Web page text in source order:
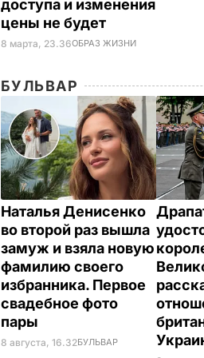
доступа и изменения
цены не будет
8 марта, 23.36ОБРАЗ ЖИЗНИ
БУЛЬВАР
Наталья Денисенко
во второй раз вышла
замуж и взяла новую
фамилию своего
избранника. Первое
свадебное фото
пары
8 августа, 16.32БУЛЬВАР